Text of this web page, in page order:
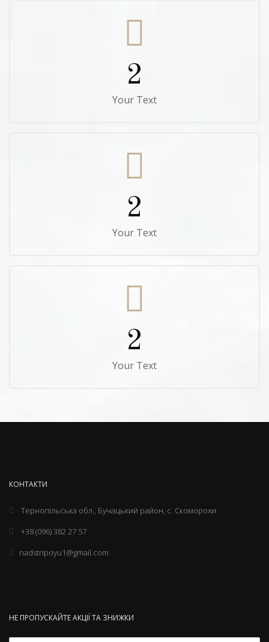
2
Your Text
2
Your Text
2
Your Text
КОНТАКТИ
Тернопільська обл., Бучацький район, с. Скоморохи
+38 (096) 382 27 57
nadstripoyu1@gmail.com
НЕ ПРОПУСКАЙТЕ АКЦІЇ ТА ЗНИЖКИ